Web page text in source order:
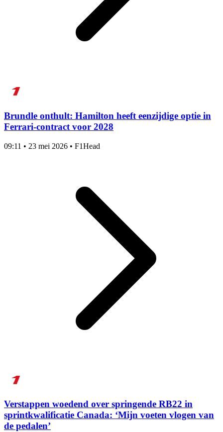
Brundle onthult: Hamilton heeft eenzijdige optie in
Ferrari-contract voor 2028
09:11 • 23 mei 2026 • F1Head
Verstappen woedend over springende RB22 in
sprintkwalificatie Canada: ‘Mijn voeten vlogen van
de pedalen’